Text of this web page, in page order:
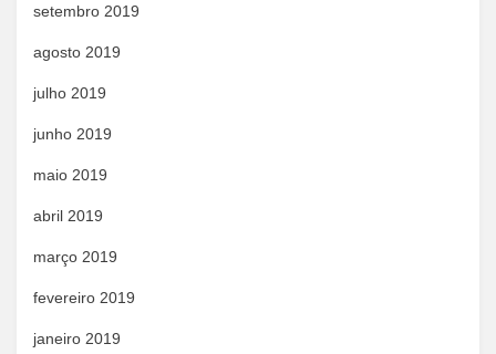
setembro 2019
agosto 2019
julho 2019
junho 2019
maio 2019
abril 2019
março 2019
fevereiro 2019
janeiro 2019